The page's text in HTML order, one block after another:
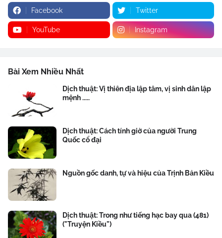
Facebook Twitter
YouTube Instagram
Bài Xem Nhiều Nhất
Dịch thuật: Vị thiên địa lập tâm, vị sinh dân lập
mệnh .....
Dịch thuật: Cách tính giờ của người Trung
Quốc cổ đại
Nguồn gốc danh, tự và hiệu của Trịnh Bản Kiều
Dịch thuật: Trong như tiếng hạc bay qua (481)
("Truyện Kiều")